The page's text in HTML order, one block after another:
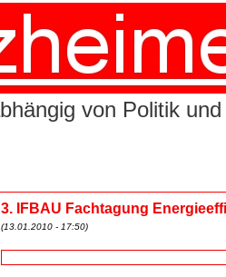
von Politik
3. IFBAU Fachtagung
(13.01.2010 - 17:50)